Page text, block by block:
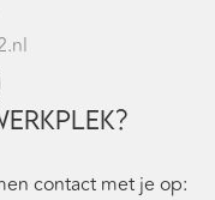
contact met je op: